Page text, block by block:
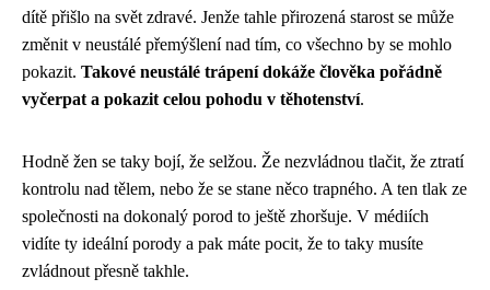
dítě přišlo na svět zdravé. Jenže tahle přirozená starost se může
změnit v neustálé přemýšlení nad tím, co všechno by se mohlo
pokazit. Takové neustálé trápení dokáže člověka pořádně
vyčerpat a pokazit celou pohodu v těhotenství.
Hodně žen se taky bojí, že selžou. Že nezvládnou tlačit, že ztratí
kontrolu nad tělem, nebo že se stane něco trapného. A ten tlak ze
společnosti na dokonalý porod to ještě zhoršuje. V médiích
vidíte ty ideální porody a pak máte pocit, že to taky musíte
zvládnout přesně takhle.